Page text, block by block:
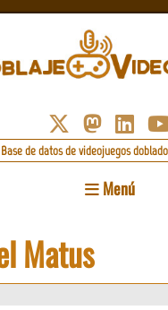
Base de datos de videojuegos
Menú
Matus